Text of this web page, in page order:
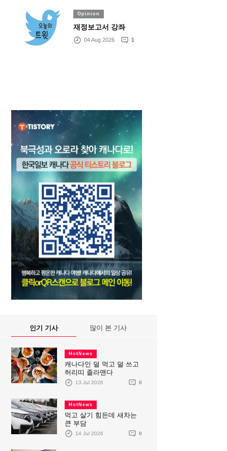
Opinion
재정보고서 강좌
04 Aug 2026 1
인기 기사 많이 본 기사
HotNews
캐나다인 덜 먹고 덜 쓰고
허리띠 졸라맨다
13 Jul 2026 0
HotNews
먹고 살기 힘든데 새차는
큰 부담
14 Jul 2026 0